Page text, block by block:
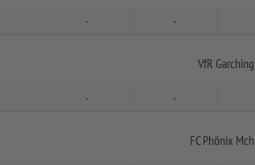
- -
VfR Garching
- -
FC Phönix Mch